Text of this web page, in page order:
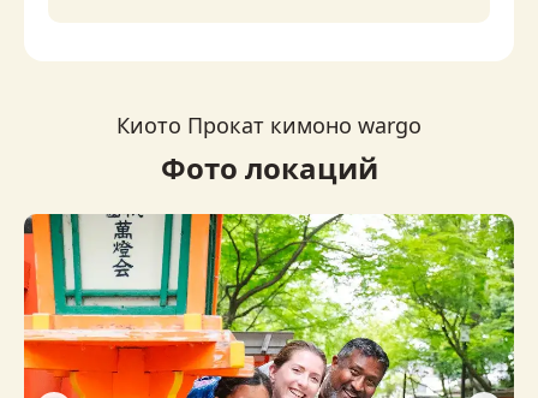
Киото Прокат кимоно wargo
Фото локаций